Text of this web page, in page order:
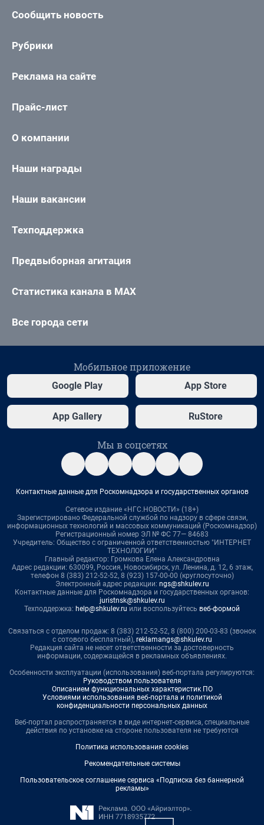
Сообщить новость
Рубрики
Реклама на сайте
Прайс-лист
О компании
Наши награды
Наши вакансии
Техподдержка
Предвыборная агитация
Статистика канала в MAX
Все города сети
Мобильное приложение
Google Play App Store
App Gallery RuStore
Мы в соцсетях
Контактные данные для Роскомнадзора и государственных органов
Сетевое издание «НГС.НОВОСТИ» (18+)
Зарегистрировано Федеральной службой по надзору в сфере связи,
информационных технологий и массовых коммуникаций (Роскомнадзор)
Регистрационный номер ЭЛ № ФС 77— 84683
Учредитель: Общество с ограниченной ответственностью "ИНТЕРНЕТ
ТЕХНОЛОГИИ"
Главный редактор: Громкова Елена Александровна
Адрес редакции: 630099, Россия, Новосибирск, ул. Ленина, д. 12, 6 этаж,
телефон 8 (383) 212-52-52, 8 (923) 157-00-00 (круглосуточно)
Электронный адрес редакции: ngs@shkulev.ru
Контактные данные для Роскомнадзора и государственных органов:
juristnsk@shkulev.ru
Техподдержка: help@shkulev.ru или воспользуйтесь веб-формой
Связаться с отделом продаж: 8 (383) 212-52-52, 8 (800) 200-03-83 (звонок
с сотового бесплатный), reklamangs@shkulev.ru
Редакция сайта не несет ответственности за достоверность
информации, содержащейся в рекламных объявлениях.
Особенности эксплуатации (использования) веб-портала регулируются:
Руководством пользователя
Описанием функциональных характеристик ПО
Условиями использования веб-портала и политикой
конфиденциальности персональных данных
Веб-портал распространяется в виде интернет-сервиса, специальные
действия по установке на стороне пользователя не требуются
Политика использования cookies
Рекомендательные системы
Пользовательское соглашение сервиса «Подписка без баннерной
рекламы»